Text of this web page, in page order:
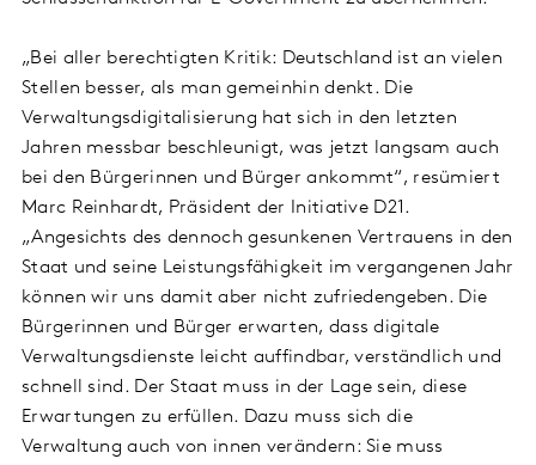
„Bei aller berechtigten Kritik: Deutschland ist an vielen
Stellen besser, als man gemeinhin denkt. Die
Verwaltungsdigitalisierung hat sich in den letzten
Jahren messbar beschleunigt, was jetzt langsam auch
bei den Bürgerinnen und Bürger ankommt“, resümiert
Marc Reinhardt, Präsident der Initiative D21.
„Angesichts des dennoch gesunkenen Vertrauens in den
Staat und seine Leistungsfähigkeit im vergangenen Jahr
können wir uns damit aber nicht zufriedengeben. Die
Bürgerinnen und Bürger erwarten, dass digitale
Verwaltungsdienste leicht auffindbar, verständlich und
schnell sind. Der Staat muss in der Lage sein, diese
Erwartungen zu erfüllen. Dazu muss sich die
Verwaltung auch von innen verändern: Sie muss